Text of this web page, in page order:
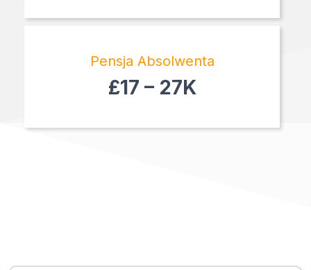
Pensja Absolwenta
£17 – 27K